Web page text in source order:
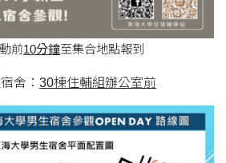
前10分鐘至集合地點報到
舍： 30棟住輔組辦公室前